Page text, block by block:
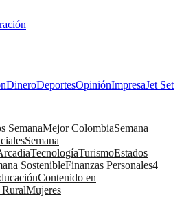
DineroDeportesOpiniónImpresaJet Set
SemanaMejor ColombiaSemana
Semana
TecnologíaTurismoEstados
SostenibleFinanzas Personales4
Contenido en
RuralMujeres